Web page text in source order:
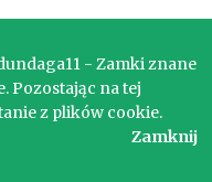
- Zamki znane
Pozostając na tej
z plików cookie.
Zamknij